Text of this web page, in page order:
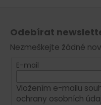
Odebírat
Nezmeškejte žádné
E-mail
Vložením e-mailu
ochrany osobních